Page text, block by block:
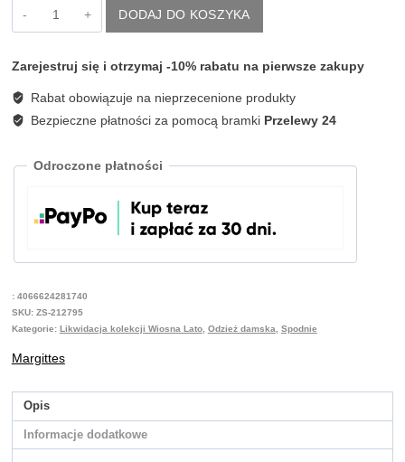
Granatowe
wąskie
dresowe
Margittes
46883
DODAJ DO KOSZYKA
Zarejestruj się i otrzymaj -10% rabatu na pierwsze zakupy
Rabat obowiązuje na nieprzecenione produkty
Bezpieczne płatności za pomocą bramki Przelewy 24
Odroczone płatności
: 4066624281740
SKU: ZS-212795
Kategorie: Likwidacja kolekcji Wiosna Lato, Odzież damska Spodnie
Margittes
Opis
Informacje dodatkowe